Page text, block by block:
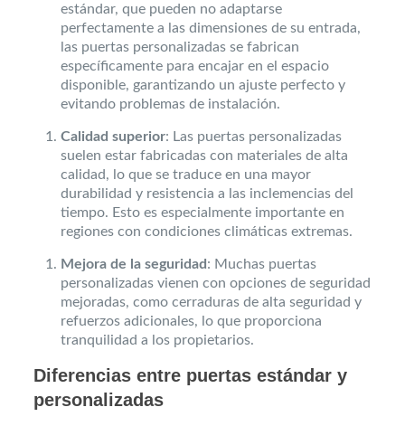
estándar, que pueden no adaptarse
perfectamente a las dimensiones de su entrada,
las puertas personalizadas se fabrican
específicamente para encajar en el espacio
disponible, garantizando un ajuste perfecto y
evitando problemas de instalación.
Calidad superior: Las puertas personalizadas
suelen estar fabricadas con materiales de alta
calidad, lo que se traduce en una mayor
durabilidad y resistencia a las inclemencias del
tiempo. Esto es especialmente importante en
regiones con condiciones climáticas extremas.
Mejora de la seguridad: Muchas puertas
personalizadas vienen con opciones de seguridad
mejoradas, como cerraduras de alta seguridad y
refuerzos adicionales, lo que proporciona
tranquilidad a los propietarios.
Diferencias entre puertas estándar y
personalizadas